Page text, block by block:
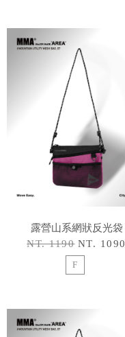
露營山系網狀反光袋
NT. 1190 NT. 1090
F